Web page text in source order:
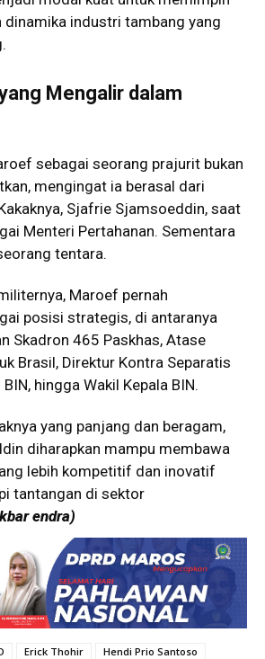
dinamika industri tambang yang
Mengalir dalam
sebagai seorang prajurit bukan
mengingat ia berasal dari
Sjafrie Sjamsoeddin, saat
Menteri Pertahanan. Sementara
tentara.
Maroef pernah
posisi strategis, di antaranya
Skadron 465 Paskhas, Atase
Brasil, Direktur Kontra Separatis
hingga Wakil Kepala BIN.
yang panjang dan beragam,
diharapkan mampu membawa
lebih kompetitif dan inovatif
tantangan di sektor
endra)
Erick Thohir
Hendi Prio Santoso